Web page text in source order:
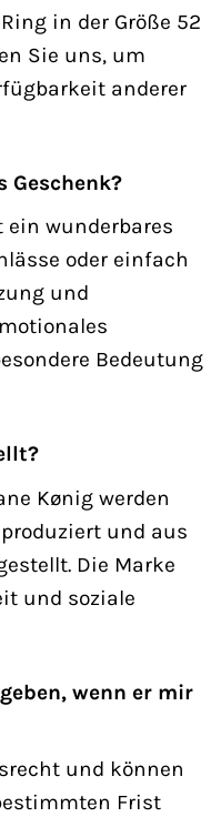
in der Größe 52
Sie uns, um
anderer
Geschenk?
ein wunderbares
oder einfach
und
Bedeutung
Kønig werden
und aus
Die Marke
und soziale
wenn er mir
und können
Frist